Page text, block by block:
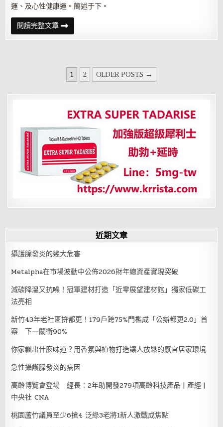
運、及心性健康運。簡述于下。
閱讀完整文章金
自
在
1 2 OLDER POSTS →
近期文章
攝護腺發炎的幾大危害
Metalpha在市場波動中公佈2026財年總資產實現突破
減碳降溫又抗噪！冠軍建材打造「近零展望建材館」獨家低碳工
法亮相
新竹43年老社區拚都更！179戶跨75%門檻成「公辦都更2.0」首
案 下一關衝90%
你家飄出什麼味道？用香氛與植物打造讓人放鬆的感官居家環境
急性攝護腺發炎的病因
高齡博覽會登場 經長：2年助開發279項高齡科技產品 | 產經 |
中央社 CNA
桃園蘆竹議員至少6搶4 泛綠3老將1新人激戰成焦點